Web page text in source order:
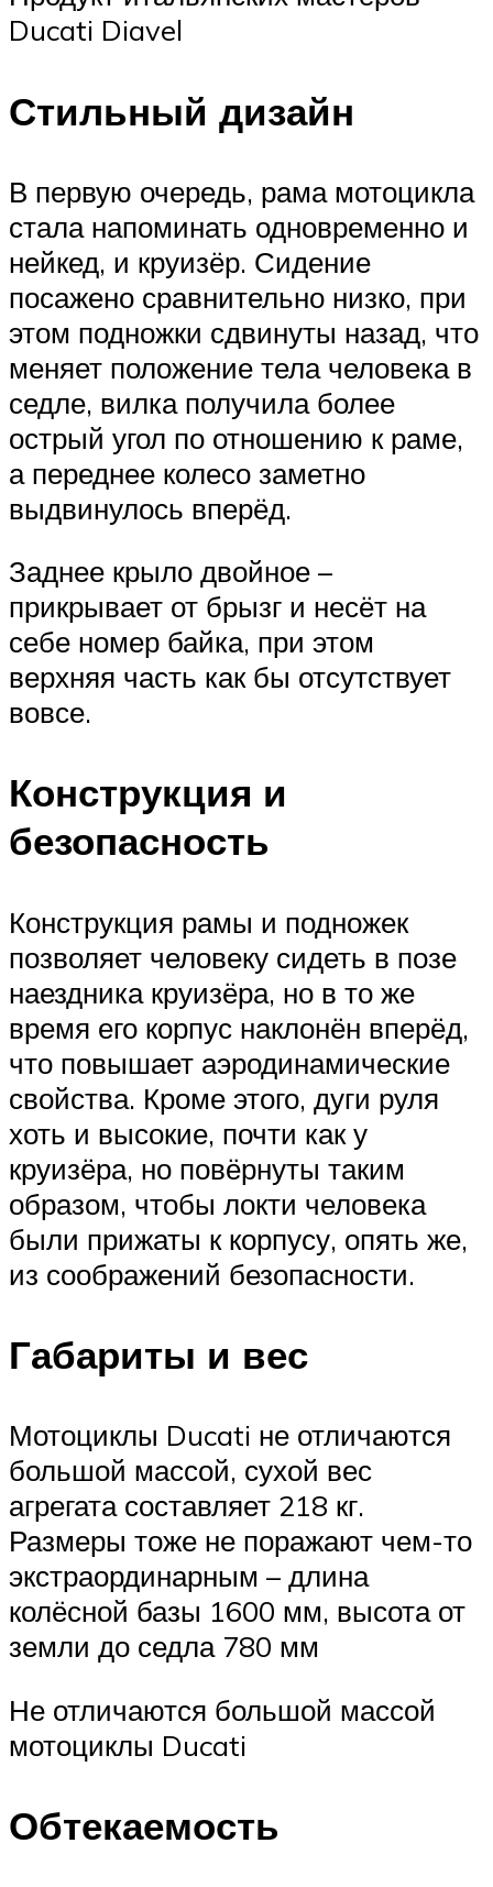
Ducati Diavel
Стильный дизайн
В первую очередь, рама мотоцикла
стала напоминать одновременно и
нейкед, и круизёр. Сидение
посажено сравнительно низко, при
этом подножки сдвинуты назад, что
меняет положение тела человека в
седле, вилка получила более
острый угол по отношению к раме,
а переднее колесо заметно
выдвинулось вперёд.
Заднее крыло двойное –
прикрывает от брызг и несёт на
себе номер байка, при этом
верхняя часть как бы отсутствует
вовсе.
Конструкция и
безопасность
Конструкция рамы и подножек
позволяет человеку сидеть в позе
наездника круизёра, но в то же
время его корпус наклонён вперёд,
что повышает аэродинамические
свойства. Кроме этого, дуги руля
хоть и высокие, почти как у
круизёра, но повёрнуты таким
образом, чтобы локти человека
были прижаты к корпусу, опять же,
из соображений безопасности.
Габариты и вес
Мотоциклы Ducati не отличаются
большой массой, сухой вес
агрегата составляет 218 кг.
Размеры тоже не поражают чем-то
экстраординарным – длина
колёсной базы 1600 мм, высота от
земли до седла 780 мм
Не отличаются большой массой
мотоциклы Ducati
Обтекаемость